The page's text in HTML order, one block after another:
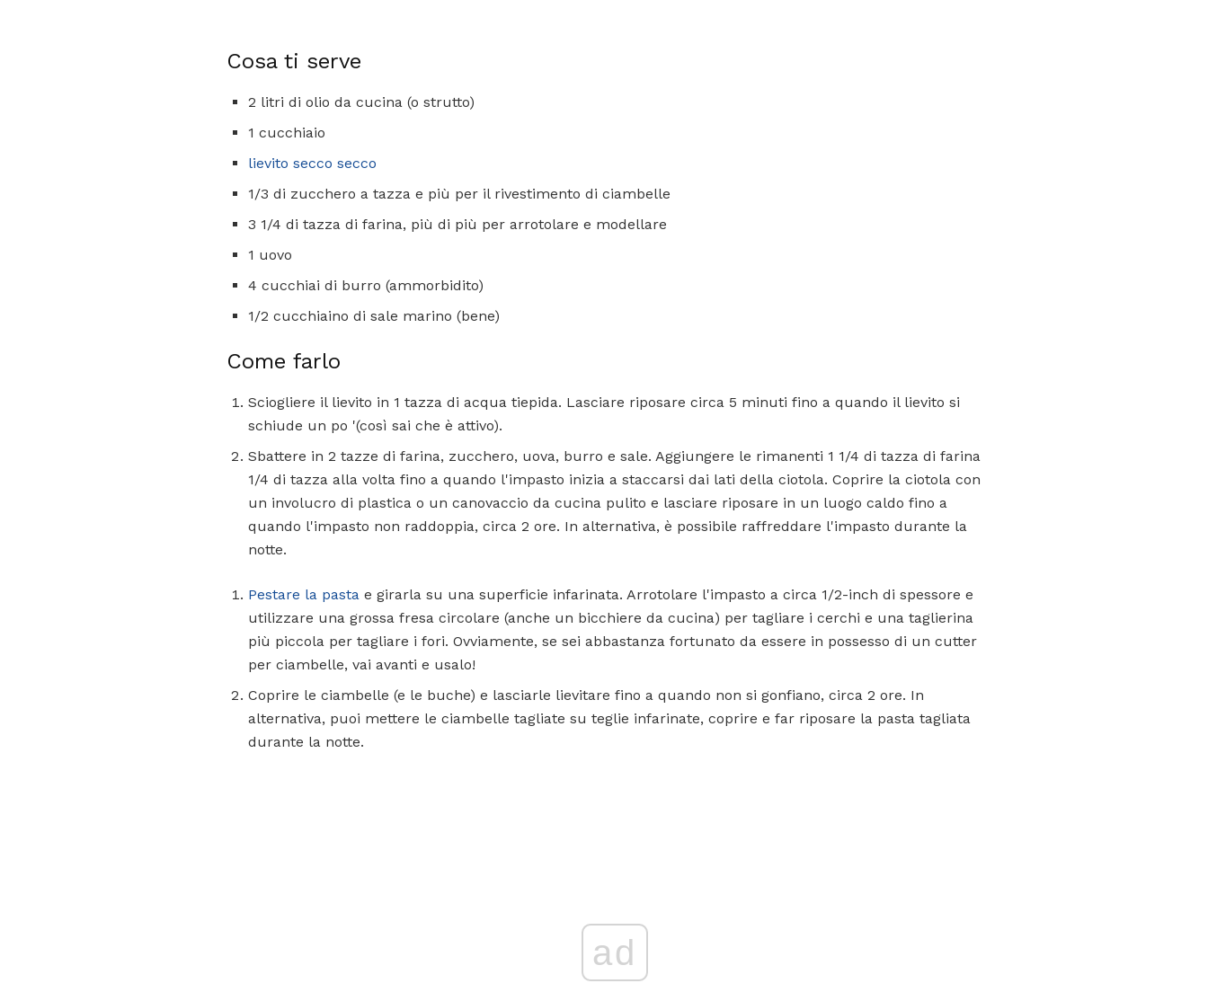
Cosa ti serve
2 litri di olio da cucina (o strutto)
1 cucchiaio
lievito secco secco
1/3 di zucchero a tazza e più per il rivestimento di ciambelle
3 1/4 di tazza di farina, più di più per arrotolare e modellare
1 uovo
4 cucchiai di burro (ammorbidito)
1/2 cucchiaino di sale marino (bene)
Come farlo
Sciogliere il lievito in 1 tazza di acqua tiepida. Lasciare riposare circa 5 minuti fino a quando il lievito si
schiude un po '(così sai che è attivo).
Sbattere in 2 tazze di farina, zucchero, uova, burro e sale. Aggiungere le rimanenti 1 1/4 di tazza di farina
1/4 di tazza alla volta fino a quando l'impasto inizia a staccarsi dai lati della ciotola. Coprire la ciotola con
un involucro di plastica o un canovaccio da cucina pulito e lasciare riposare in un luogo caldo fino a
quando l'impasto non raddoppia, circa 2 ore. In alternativa, è possibile raffreddare l'impasto durante la
notte.
Pestare la pasta e girarla su una superficie infarinata. Arrotolare l'impasto a circa 1/2-inch di spessore e
utilizzare una grossa fresa circolare (anche un bicchiere da cucina) per tagliare i cerchi e una taglierina
più piccola per tagliare i fori. Ovviamente, se sei abbastanza fortunato da essere in possesso di un cutter
per ciambelle, vai avanti e usalo!
Coprire le ciambelle (e le buche) e lasciarle lievitare fino a quando non si gonfiano, circa 2 ore. In
alternativa, puoi mettere le ciambelle tagliate su teglie infarinate, coprire e far riposare la pasta tagliata
durante la notte.
ad